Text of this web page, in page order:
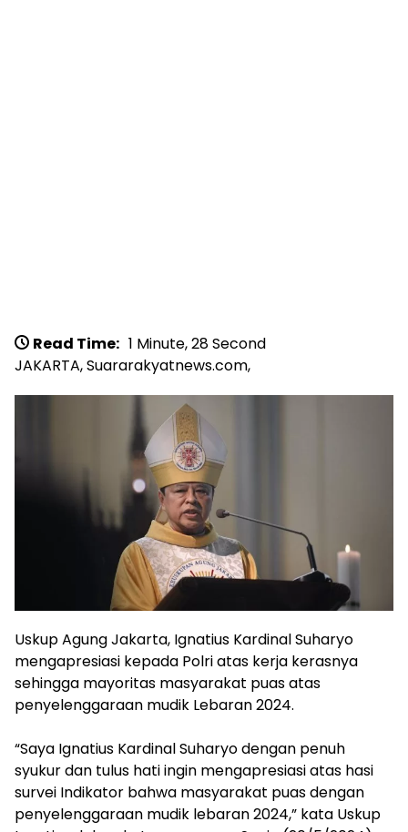
Read Time: 1 Minute, 28 Second
JAKARTA, Suararakyatnews.com,
Uskup Agung Jakarta, Ignatius Kardinal Suharyo
mengapresiasi kepada Polri atas kerja kerasnya
sehingga mayoritas masyarakat puas atas
penyelenggaraan mudik Lebaran 2024.
“Saya Ignatius Kardinal Suharyo dengan penuh
syukur dan tulus hati ingin mengapresiasi atas hasi
survei Indikator bahwa masyarakat puas dengan
penyelenggaraan mudik lebaran 2024,” kata Uskup